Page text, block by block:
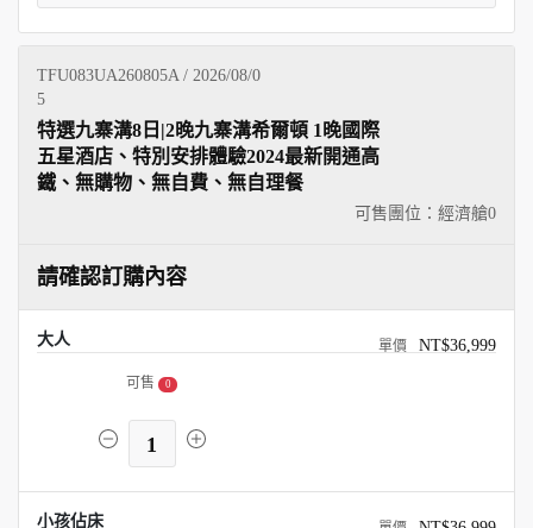
TFU083UA260805A / 2026/08/0
5
可售團位：經濟艙0
特選九寨溝8日|2晚九寨溝希爾頓 1晚國際
五星酒店、特別安排體驗2024最新開通高
鐵、無購物、無自費、無自理餐
請確認訂購內容
大人 NT$36,999
可售 0
1
小孩佔床